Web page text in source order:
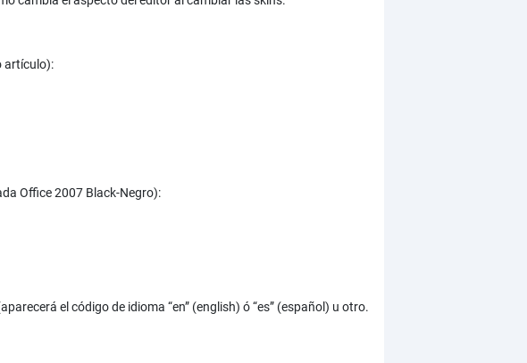
artículo):
Office 2007 Black-Negro):
el código de idioma “en” (english) ó “es” (español) u otro.